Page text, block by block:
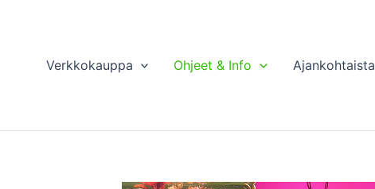
Verkkokauppa Ohjeet & Info Ajankohtaista